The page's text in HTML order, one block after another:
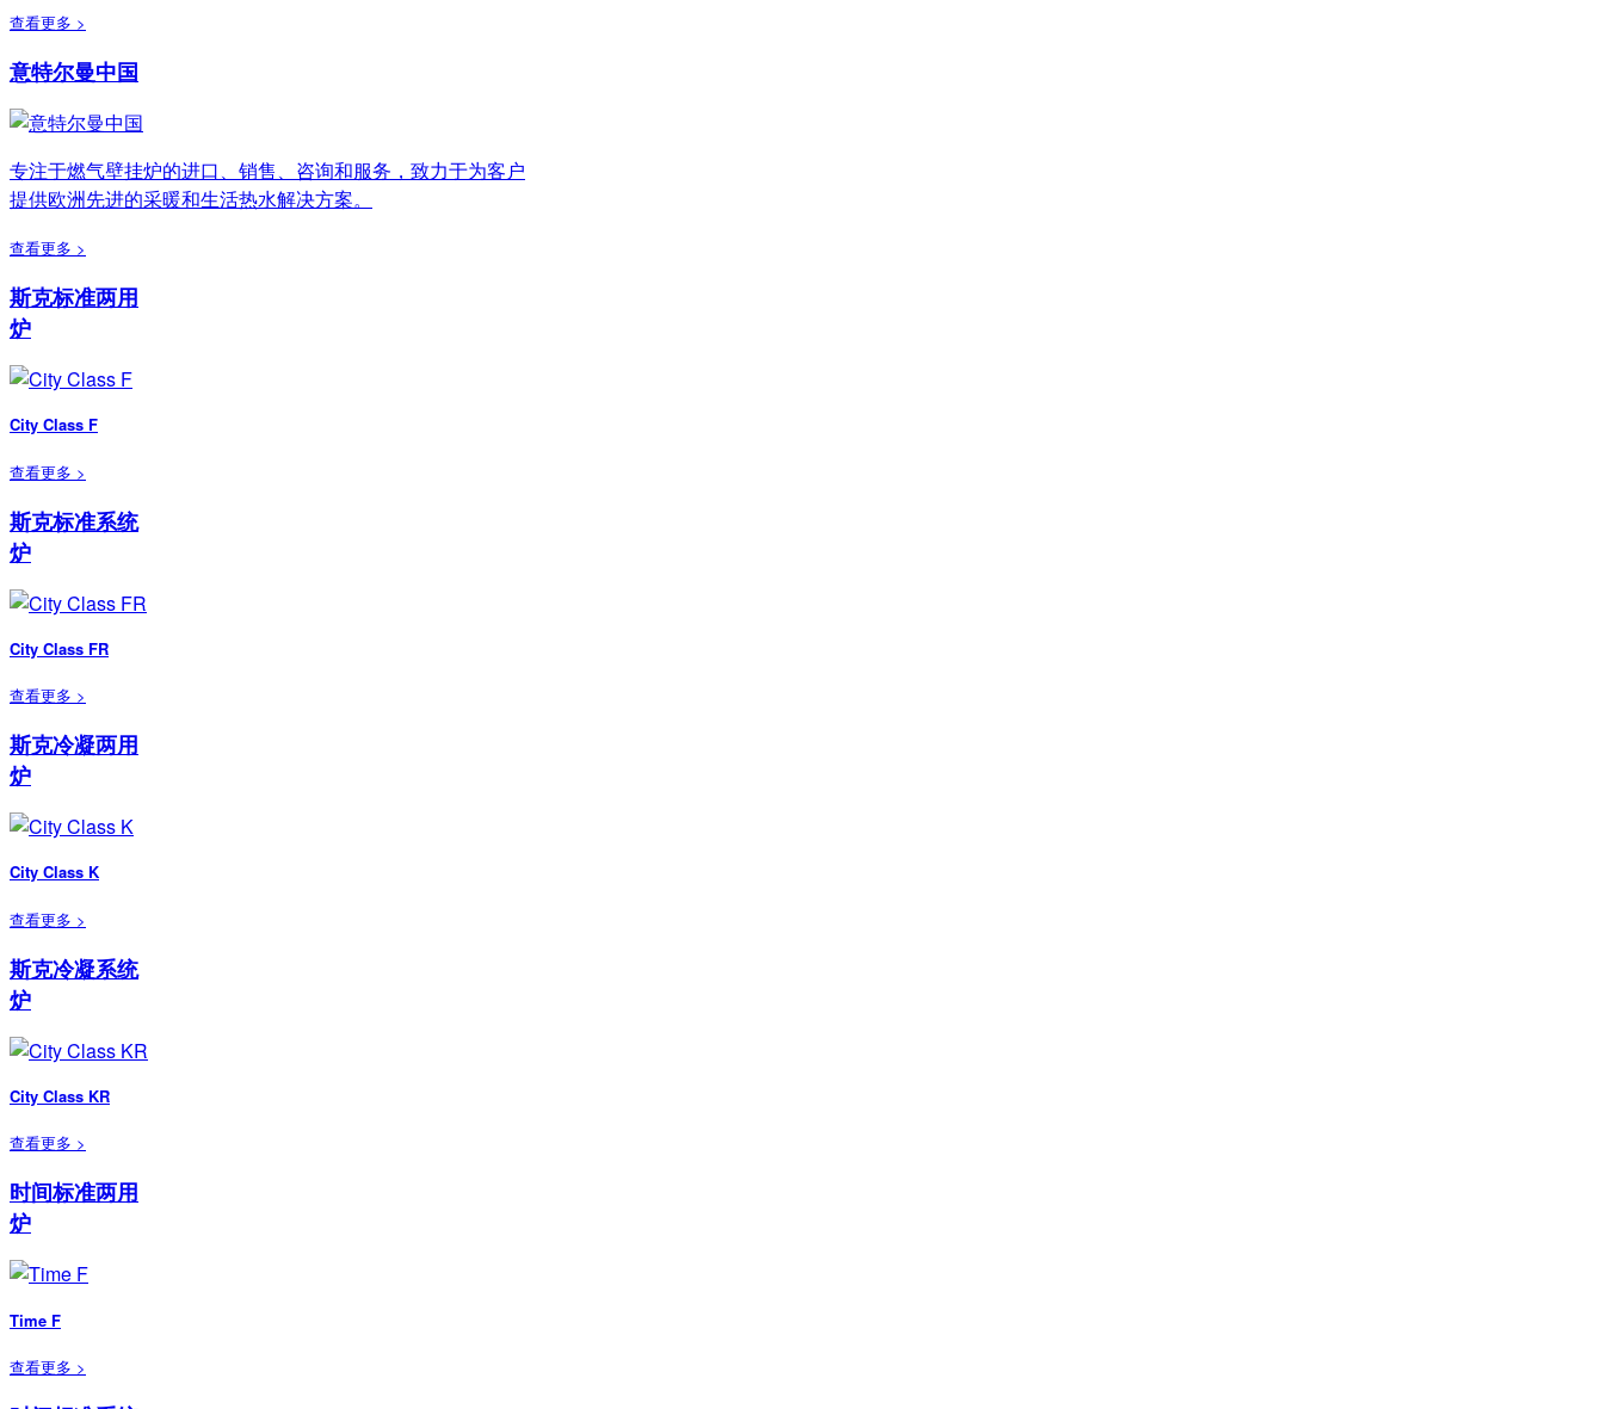
查看更多 >
意特尔曼中国
专注于燃气壁挂炉的进口、销售、咨询和服务，致力于为客户
提供欧洲先进的采暖和生活热水解决方案。
查看更多 >
斯克标准两用
炉
City Class F
查看更多 >
斯克标准系统
炉
City Class FR
查看更多 >
斯克冷凝两用
炉
City Class K
查看更多 >
斯克冷凝系统
炉
City Class KR
查看更多 >
时间标准两用
炉
Time F
查看更多 >